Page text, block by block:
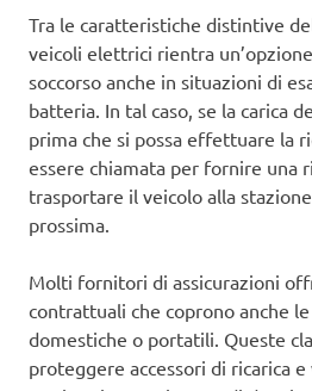
Tra le caratteristiche distintive
veicoli elettrici rientra
soccorso anche in situazioni di
batteria. In tal caso, se la carica
prima che si possa effettuare la
essere chiamata per fornire una
trasportare il veicolo alla
prossima.
Molti fornitori di assicurazioni
contrattuali che coprono anche
domestiche o portatili. Queste
proteggere accessori di ricarica